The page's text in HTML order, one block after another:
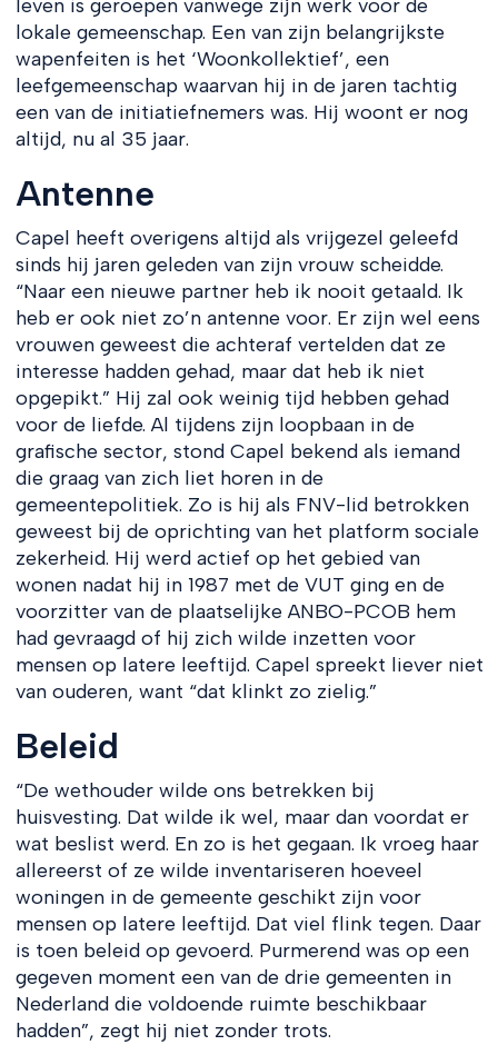
leven is geroepen vanwege zijn werk voor de
lokale gemeenschap. Een van zijn belangrijkste
wapenfeiten is het ‘Woonkollektief’, een
leefgemeenschap waarvan hij in de jaren tachtig
een van de initiatiefnemers was. Hij woont er nog
altijd, nu al 35 jaar.
Antenne
Capel heeft overigens altijd als vrijgezel geleefd
sinds hij jaren geleden van zijn vrouw scheidde.
“Naar een nieuwe partner heb ik nooit getaald. Ik
heb er ook niet zo’n antenne voor. Er zijn wel eens
vrouwen geweest die achteraf vertelden dat ze
interesse hadden gehad, maar dat heb ik niet
opgepikt.” Hij zal ook weinig tijd hebben gehad
voor de liefde. Al tijdens zijn loopbaan in de
grafische sector, stond Capel bekend als iemand
die graag van zich liet horen in de
gemeentepolitiek. Zo is hij als FNV-lid betrokken
geweest bij de oprichting van het platform sociale
zekerheid. Hij werd actief op het gebied van
wonen nadat hij in 1987 met de VUT ging en de
voorzitter van de plaatselijke ANBO-PCOB hem
had gevraagd of hij zich wilde inzetten voor
mensen op latere leeftijd. Capel spreekt liever niet
van ouderen, want “dat klinkt zo zielig.”
Beleid
“De wethouder wilde ons betrekken bij
huisvesting. Dat wilde ik wel, maar dan voordat er
wat beslist werd. En zo is het gegaan. Ik vroeg haar
allereerst of ze wilde inventariseren hoeveel
woningen in de gemeente geschikt zijn voor
mensen op latere leeftijd. Dat viel flink tegen. Daar
is toen beleid op gevoerd. Purmerend was op een
gegeven moment een van de drie gemeenten in
Nederland die voldoende ruimte beschikbaar
hadden”, zegt hij niet zonder trots.